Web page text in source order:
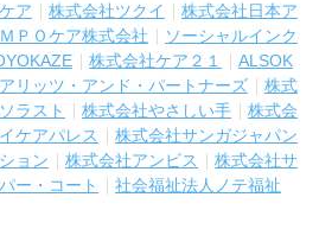
ア 株式会社ツクイ
株式会社日本ア
ＰＯケア株式会社
ソーシャルインク
株式会社ケア２１
ALSOK
リッツ・アンド・パートナーズ
株式
ラスト 株式会社やさしい手
株式会
ケアパレス
株式会社サンガジャパン
ョン
株式会社アンビス
株式会社サ
ー・コート
社会福祉法人ノテ福祉